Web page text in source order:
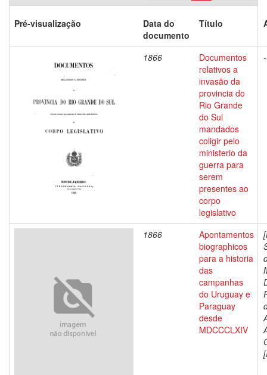
Pré-visualização
Data do
documento
Título
1866
Documentos
relativos a
invasão da
provincia do
Rio Grande
do Sul
mandados
coligir pelo
ministerio da
guerra para
serem
presentes ao
corpo
legislativo
-
1866
Apontamentos
biographicos
para a historia
das
campanhas
do Uruguay e
Paraguay
desde
MDCCCLXIV